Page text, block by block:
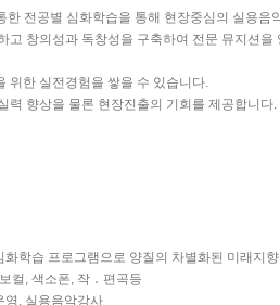
전공별 심화학습을 통해 현장중심의 실용음
고 창의성과 독창성을 구축하여 전문 뮤지션을
위한 실전경험을 쌓을 수 있습니다.
력 향상을 물론 현장진출의 기회를 제공합니다.
학습 프로그램으로 양질의 차별화된 미래지
컬, 색소폰, 작 ․ 편곡등
영, 실용음악강사